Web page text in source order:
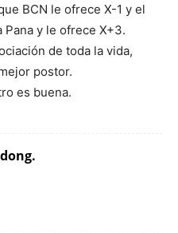
BCN le ofrece X-1 y el
Pana y le ofrece X+3.
de toda la vida,
postor.
es buena.